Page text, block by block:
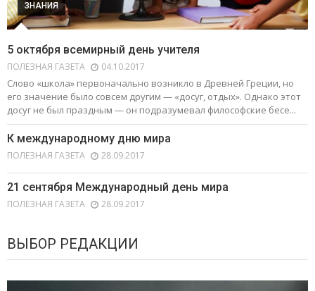
ЗНАНИЯ
5 октября всемирный день учителя
ПОЛЕЗНАЯ ГАЗЕТА 04.10.2017
Слово «школа» первоначально возникло в Древней Греции, но
его значение было совсем другим — «досуг, отдых». Однако этот
досуг не был праздным — он подразумевал философские бесе...
К международному дню мира
ПОЛЕЗНАЯ ГАЗЕТА 28.09.2017
21 сентября Международный день мира
ПОЛЕЗНАЯ ГАЗЕТА 28.09.2017
ВЫБОР РЕДАКЦИИ